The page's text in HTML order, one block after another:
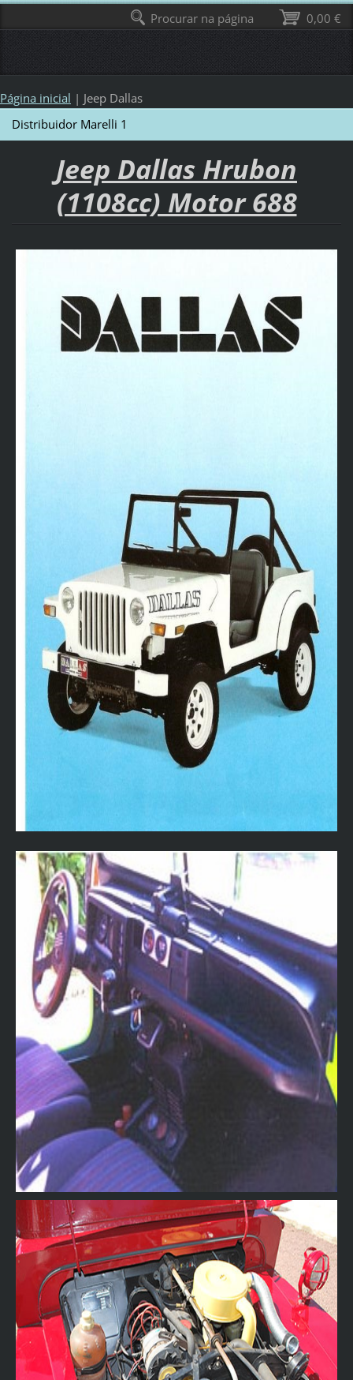
Página inicial | Jeep Dallas
Distribuidor Marelli 1
Jeep Dallas Hrubon
(1108cc) Motor 688
0,00 €
Procurar na página